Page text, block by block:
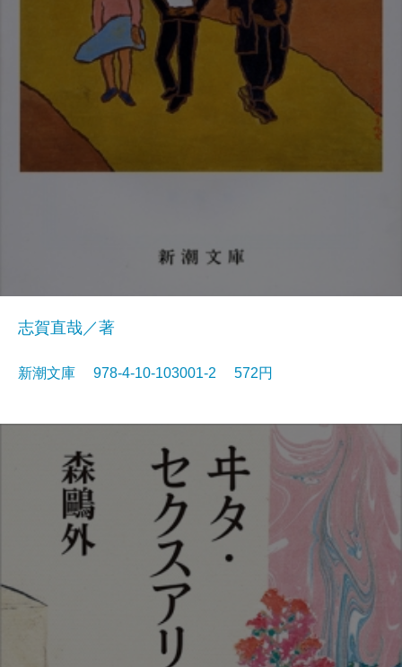
志賀直哉／著
新潮文庫 978-4-10-103001-2 572円